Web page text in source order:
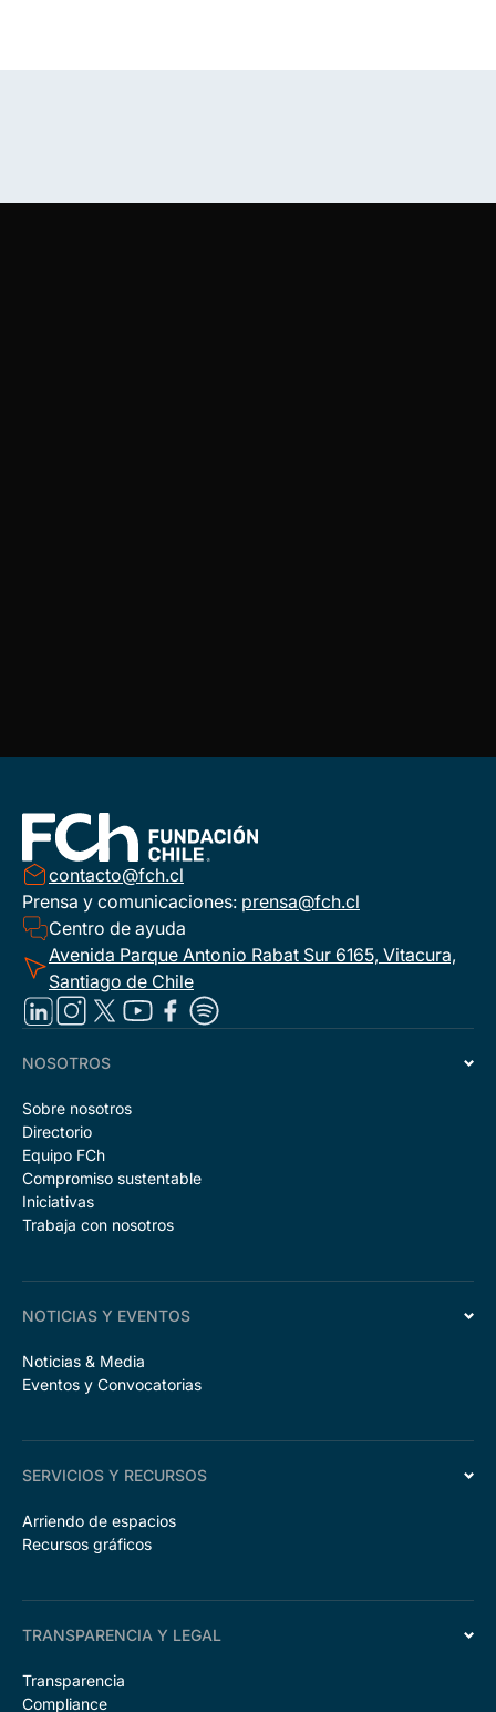
contacto@fch.cl
Prensa y comunicaciones: prensa@fch.cl
Centro de ayuda
Avenida Parque Antonio Rabat Sur 6165, Vitacura,
Santiago de Chile
NOSOTROS
Sobre nosotros
Directorio
Equipo FCh
Compromiso sustentable
Iniciativas
Trabaja con nosotros
NOTICIAS Y EVENTOS
Noticias & Media
Eventos y Convocatorias
SERVICIOS Y RECURSOS
Arriendo de espacios
Recursos gráficos
TRANSPARENCIA Y LEGAL
Transparencia
Compliance